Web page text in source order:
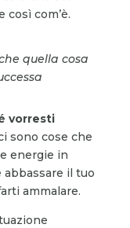
com’è.
quella cosa
vorresti
sono cose che
energie in
il tuo
ammalare.